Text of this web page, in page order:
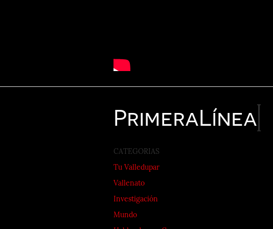
PrimeraLínea
CATEGORIAS
Tu Valledupar
Vallenato
Investigación
Mundo